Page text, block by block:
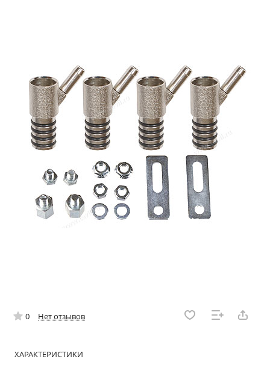
0 Нет отзывов
ХАРАКТЕРИСТИКИ